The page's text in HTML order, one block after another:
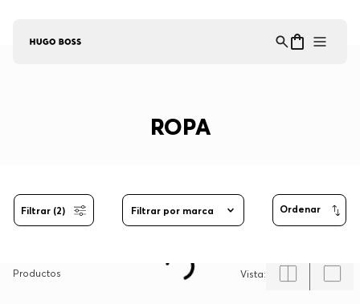
ROPA
Filtrar (2) Filtrar por marca
Productos
Asistente Virtual
en línea ⋮